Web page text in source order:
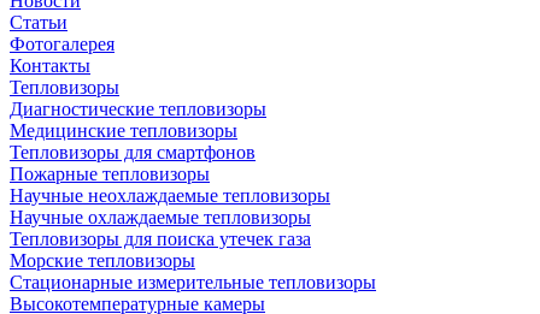
Статьи
Фотогалерея
Контакты
Тепловизоры
Диагностические тепловизоры
Медицинские тепловизоры
Тепловизоры для смартфонов
Пожарные тепловизоры
Научные неохлаждаемые тепловизоры
Научные охлаждаемые тепловизоры
Тепловизоры для поиска утечек газа
Морские тепловизоры
Стационарные измерительные тепловизоры
Высокотемпературные камеры